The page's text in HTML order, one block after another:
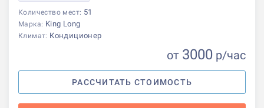
Количество мест: 51
Марка: King Long
Климат: Кондиционер
от 3000 р/час
РАССЧИТАТЬ СТОИМОСТЬ